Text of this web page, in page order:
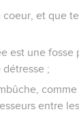
et que
est une fosse
;
entre